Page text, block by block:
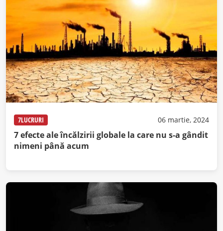
7LUCRURI 06 martie, 2024
7 efecte ale încălzirii globale la care nu s-a gândit
nimeni până acum